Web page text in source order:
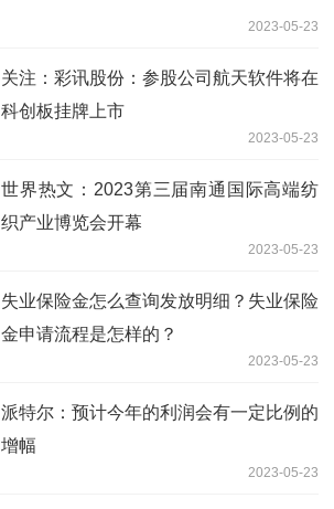
2023-05-23
关注：彩讯股份：参股公司航天软件将在
科创板挂牌上市
2023-05-23
世界热文：2023第三届南通国际高端纺
织产业博览会开幕
2023-05-23
失业保险金怎么查询发放明细？失业保险
金申请流程是怎样的？
2023-05-23
派特尔：预计今年的利润会有一定比例的
增幅
2023-05-23